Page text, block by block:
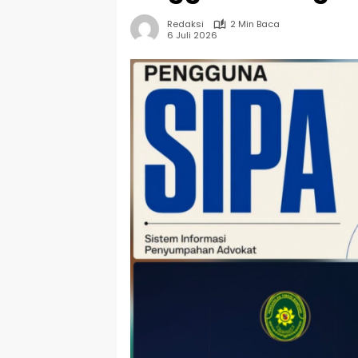
Redaksi
2 Min Baca
6 Juli 2026